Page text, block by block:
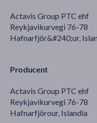
Actavis Group PTC ehf
Reykjavikurvegi 76-78
Hafnarfjör&#240;ur,
Producent
Actavis Group PTC ehf
Reykjavikurvegi 76-78
Hafnarfjörour, Islandia